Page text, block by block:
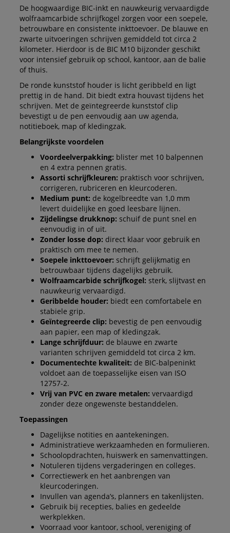
De hoogwaardige BIC-inkt en nauwkeurig vervaardigde
wolfraamcarbide schrijfkogel zorgen voor een soepele,
betrouwbare en consistente inkttoevoer. De blauwe en
zwarte uitvoeringen schrijven gemiddeld tot circa 2
kilometer. Hierdoor is de BIC M10 bijzonder geschikt
voor intensief gebruik op school, kantoor, aan de balie
of thuis.
De ronde kunststof houder is licht geribbeld en ligt
prettig in de hand. Dit biedt extra houvast tijdens het
schrijven. Met de geïntegreerde kunststof clip
bevestigt u de pen eenvoudig aan uw agenda,
notitieboek, map of kledingzak.
Belangrijkste voordelen
Voordeelverpakking: blister met 10 balpennen
en 4 extra pennen gratis.
Assorti schrijfkleuren: praktisch voor schrijven,
corrigeren, rubriceren en kleurcoderen.
Medium punt: de kogelbreedte van 1,0 mm
levert duidelijke en goed leesbare lijnen.
Zijdelingse drukknop: schuif de punt snel en
eenvoudig in of uit.
Zonder losse dop: direct klaar voor gebruik en
praktisch om mee te nemen.
Soepele inkttoevoer: schrijft gelijkmatig en
betrouwbaar tijdens dagelijks gebruik.
Wolfraamcarbide schrijfkogel: sterk, slijtvast en
nauwkeurig vervaardigd.
Geribbelde houder: biedt een comfortabele en
stabiele grip.
Geïntegreerde clip: bevestig de pen eenvoudig
aan papier, een map of kledingzak.
Lange schrijfduur: de blauwe en zwarte
varianten schrijven gemiddeld tot circa 2 km.
Documentechte kwaliteit: de BIC-balpeninkt
voldoet aan de toepasselijke eisen van ISO
12757-2.
Vrij van PVC en zware metalen: vervaardigd
zonder deze ongewenste bestanddelen.
Toepassingen
Dagelijkse notities en aantekeningen.
Administratieve werkzaamheden en formulieren.
Schoolopdrachten, huiswerk en samenvattingen.
Notuleren tijdens vergaderingen en colleges.
Correctiewerk en het aanbrengen van
kleurcoderingen.
Invullen van agenda’s, planners en takenlijsten.
Gebruik bij recepties, balies en gedeelde
werkplekken.
Voorraad voor kantoor, school, vereniging of